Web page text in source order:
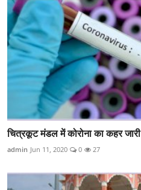
चित्रकूट मंडल में कोरोना का कहर जारी
admin Jun 11, 2020 0 27